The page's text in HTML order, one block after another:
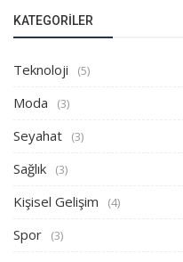
KATEGORILER
Teknoloji (5)
Moda (3)
Seyahat (3)
Sağlık (3)
Kişisel Gelişim (4)
Spor (3)